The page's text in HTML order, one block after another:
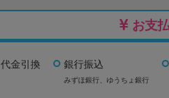
お支
代金引換 銀行振込
みずほ銀行、 ゆうちょ銀行